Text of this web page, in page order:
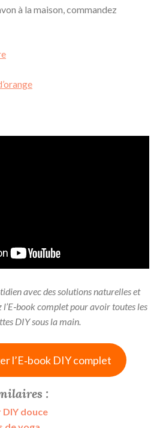
à la maison, commandez
avec des solutions naturelles et
complet pour avoir toutes les
DIY sous la main.
l’E‑book DIY complet
:
douce